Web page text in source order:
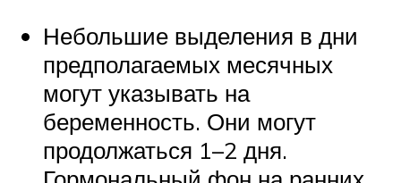
Небольшие выделения в дни
предполагаемых месячных
могут указывать на
беременность. Они могут
продолжаться 1–2 дня.